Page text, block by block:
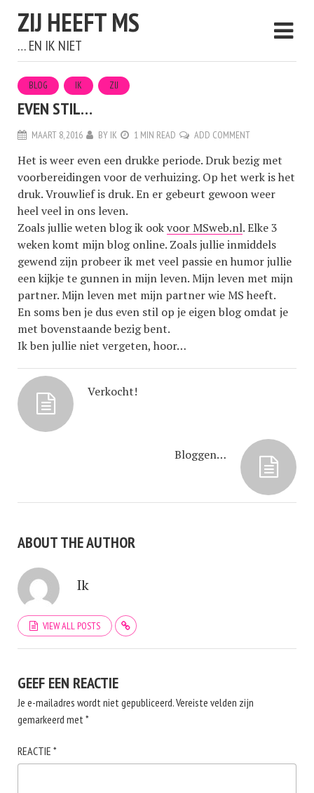
ZIJ HEEFT MS
… EN IK NIET
BLOG IK ZIJ
EVEN STIL…
MAART 8, 2016 BY IK 1 MIN READ ADD COMMENT
Het is weer even een drukke periode. Druk bezig met
voorbereidingen voor de verhuizing. Op het werk is het
druk. Vrouwlief is druk. En er gebeurt gewoon weer
heel veel in ons leven.
Zoals jullie weten blog ik ookvoor MSweb.nl. Elke 3
weken komt mijn blog online. Zoals jullie inmiddels
gewend zijn probeer ik met veel passie en humor jullie
een kijkje te gunnen in mijn leven. Mijn leven met mijn
partner. Mijn leven met mijn partner wie MS heeft.
En soms ben je dus even stil op je eigen blog omdat je
met bovenstaande bezig bent.
Ik ben jullie niet vergeten, hoor…
Verkocht!
Bloggen…
ABOUT THE AUTHOR
Ik
VIEW ALL POSTS
GEEF EEN REACTIE
Je e-mailadres wordt niet gepubliceerd.Vereiste velden zijn
gemarkeerd met*
REACTIE *